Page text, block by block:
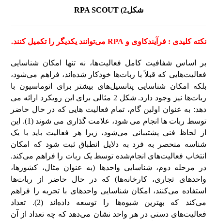
شکل2) RPA SCOUT
نکته کلیدی : فرآیند‌کاوی و RPA می‌توانند یکدیگر را تکمیل کنند.
بر اساس شفافیت کامل فعالیت‌ها، نه تنها امکان شناسایی
فعالیت‌هایی که قبلاً با ربات‌ها خودکار شده‌اند، فراهم می‌شود،
بلکه امکان شناسایی پتانسیل‌های بیشتر برای اتوماسیون با
ربات‌ها نیز وجود دارد. شکل 2 مثالی برای این رویکرد ارائه می
دهد: به عنوان اولین گام، تمام فعالیت هایی که در حال حاضر
توسط ربات ها انجام می شود، علامت گذاری می شوند (1). این
از لحاظ فنی پشتیبانی می‌شود، زیرا هر فعالیت باید با یک
شناسه منحصر به فرد به دلایل انطباق ثبت شود که امکان
انتخاب فعالیت‌های انجام‌شده توسط یک ربات را فراهم می‌کند.
در مرحله دوم، شناسایی واحدها (به عنوان مثال، کشورها،
واحدهای تجاری، کارخانه‌ها) که در حال حاضر از ربات‌ها
استفاده می‌کنند، امکان شناسایی واحدهای با تجربه را فراهم
می‌کند که بهترین شیوه‌ها را توسعه داده‌اند (2). تعداد
فعالیت‌های دستی در هر واحد نشان می‌دهد که چه تعداد از آن